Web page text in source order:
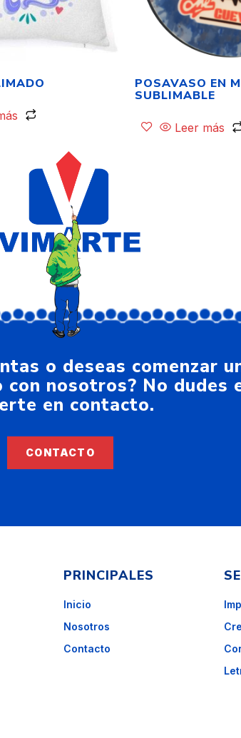
POSAVASO EN
SUBLIMABLE
Leer más
o deseas comenzar
con nosotros? No dudes
en contacto.
CONTACTO
PRINCIPALES
Inicio
Nosotros
Contacto